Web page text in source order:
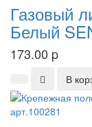
Газовый
Белый
173.00 p
В